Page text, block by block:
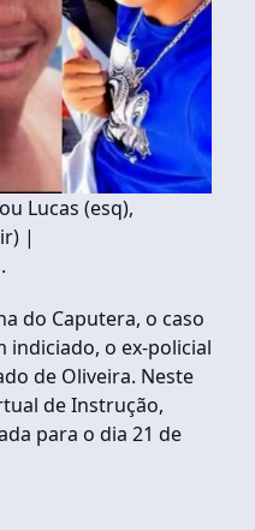
Lucas (esq),
|
do Caputera, o caso
indiciado, o ex-policial
de Oliveira. Neste
de Instrução,
para o dia 21 de